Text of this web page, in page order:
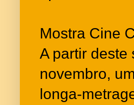
Mostra Cine
A partir deste
novembro,
longa-